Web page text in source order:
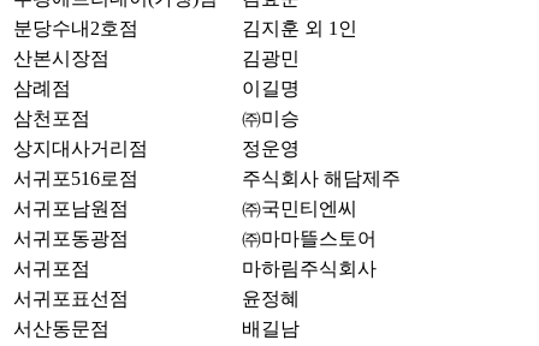
분당수내2호점
김지훈 외 1인
산본시장점
김광민
삼례점
이길명
삼천포점
㈜미승
상지대사거리점
정운영
서귀포516로점
주식회사 해담제주
서귀포남원점
㈜국민티엔씨
서귀포동광점
㈜마마뜰스토어
서귀포점
마하림주식회사
서귀포표선점
윤정혜
서산동문점
배길남